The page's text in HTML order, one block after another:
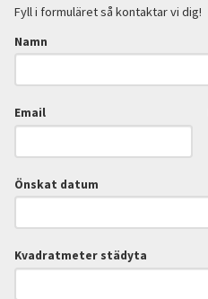
Fyll i formuläret så kontaktar vi dig!
Namn
Email
Önskat datum
Kvadratmeter städyta